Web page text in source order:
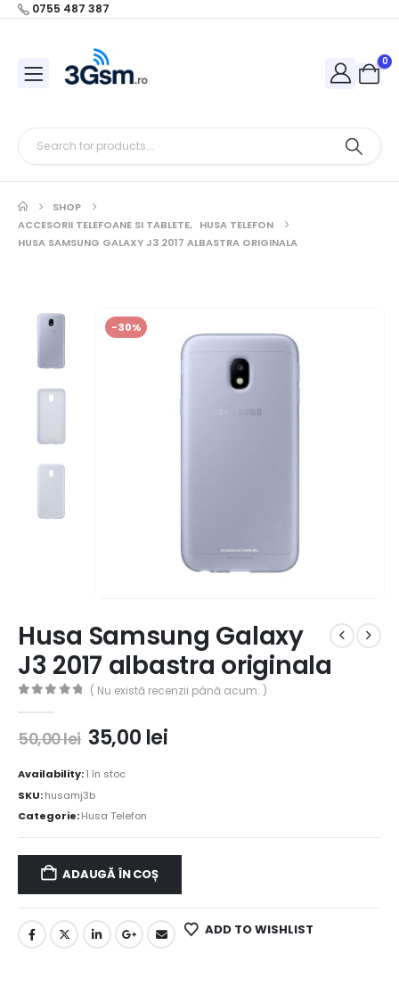
0755 487 387
0
SHOP
ACCESORII TELEFOANE SI TABLETE, HUSA TELEFON
HUSA SAMSUNG GALAXY J3 2017 ALBASTRA ORIGINALA
-30%
Husa Samsung Galaxy
J3 2017 albastra originala
( Nu există recenzii până acum. )
50,00lei 35,00 lei
Availability:1 în stoc
SKU:husamj3b
Categorie:Husa Telefon
ADAUGĂ ÎN COȘ
ADD TO WISHLIST